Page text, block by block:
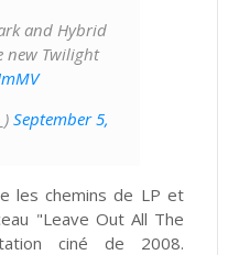
and Hybrid
new Twilight
September 5,
les chemins de LP et
"Leave Out All The
ciné de 2008.